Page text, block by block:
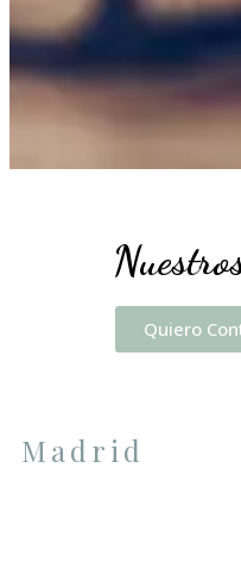
Quiero
Madrid